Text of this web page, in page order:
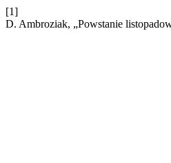
[1]
D. Ambroziak, „Powstanie